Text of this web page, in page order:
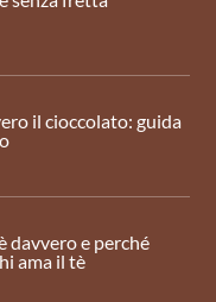
il cioccolato: guida
davvero e perché
ama il tè